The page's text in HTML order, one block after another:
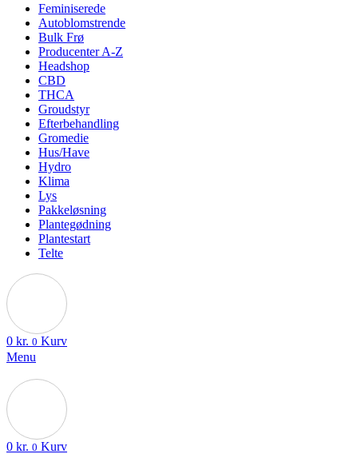
Feminiserede
Autoblomstrende
Bulk Frø
Producenter A-Z
Headshop
CBD
THCA
Groudstyr
Efterbehandling
Gromedie
Hus/Have
Hydro
Klima
Lys
Pakkeløsning
Plantegødning
Plantestart
Telte
0 kr. 0 Kurv
Menu
0 kr. 0 Kurv